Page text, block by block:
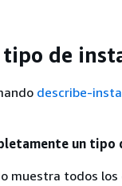
de
describe-
un tipo
muestra todos